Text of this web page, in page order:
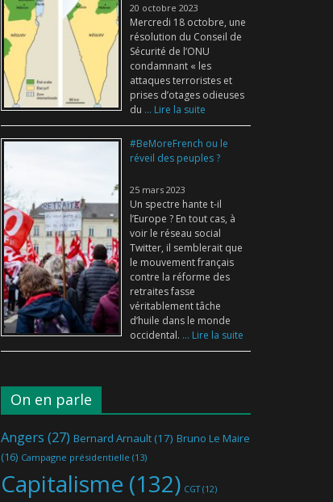
20 octobre 2023
Mercredi 18 octobre, une
résolution du Conseil de
Sécurité de l’ONU
condamnant « les
attaques terroristes et
prises d’otages odieuses
du ... Lire la suite
#BeMoreFrench ou le
réveil des peuples ?
25 mars 2023
Un spectre hante t-il
l’Europe ? En tout cas, à
voir le réseau social
Twitter, il semblerait que
le mouvement français
contre la réforme des
retraites fasse
véritablement tâche
d’huile dans le monde
occidental. ... Lire la suite
On en parle
Angers (27) Bernard Arnault (17) Bruno Le Maire
(16) Campagne présidentielle (13)
Capitalisme (132) CGT(12)